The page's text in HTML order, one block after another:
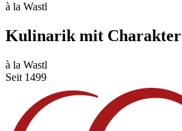
à la Wastl
Kulinarik mit Charakter
à la Wastl
Seit 1499